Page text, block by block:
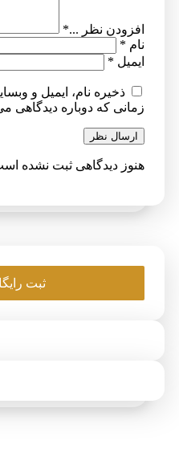
افزودن نظر ...*
نام *
ایمیل *
ذخیره نام، ایمیل و
زمانی که دوباره دیدگاهی
ارسال نظر
هنوز دیدگاهی ثبت نشده
ثبت